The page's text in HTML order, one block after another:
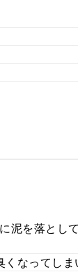
泥を落と
なってしま